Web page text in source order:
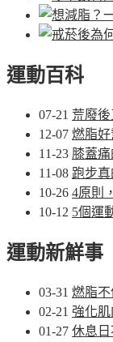
運動百科
07-21 荒廢
12-07 燃脂
11-23 膝蓋
11-08 跑步真
10-26 4原則
10-12 5個運
運動新鮮事
03-31 燃脂
02-21 強化
01-27 休息